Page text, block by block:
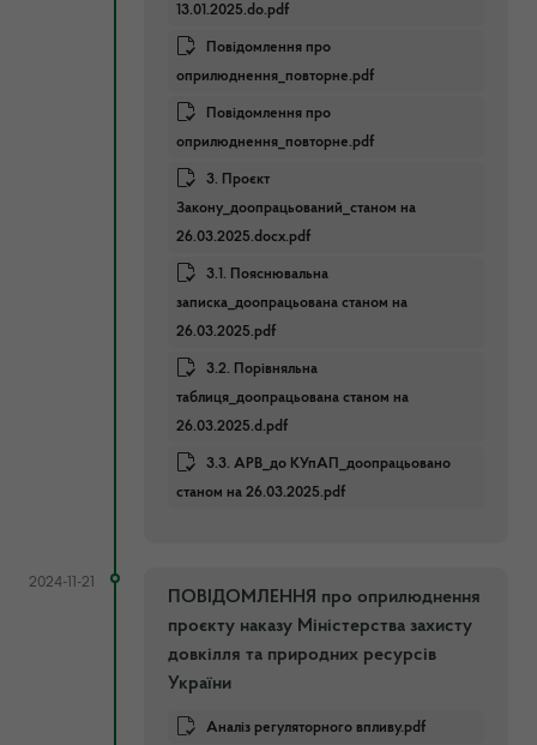
13.01.2025.do.pdf
Повідомлення про
оприлюднення_повторне.pdf
Повідомлення про
оприлюднення_повторне.pdf
3. Проєкт
Закону_доопрацьований_станом на
26.03.2025.docx.pdf
3.1. Пояснювальна
записка_доопрацьована станом на
26.03.2025.pdf
3.2. Порівняльна
таблиця_доопрацьована станом на
26.03.2025.d.pdf
3.3. АРВ_до КУпАП_доопрацьовано
станом на 26.03.2025.pdf
2024-11-21
ПОВІДОМЛЕННЯ про оприлюднення
проєкту наказу Міністерства захисту
довкілля та природних ресурсів
України
Аналіз регуляторного впливу.pdf